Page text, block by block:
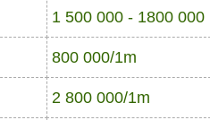
1 500 000 - 1800 000
800 000/1m
2 800 000/1m